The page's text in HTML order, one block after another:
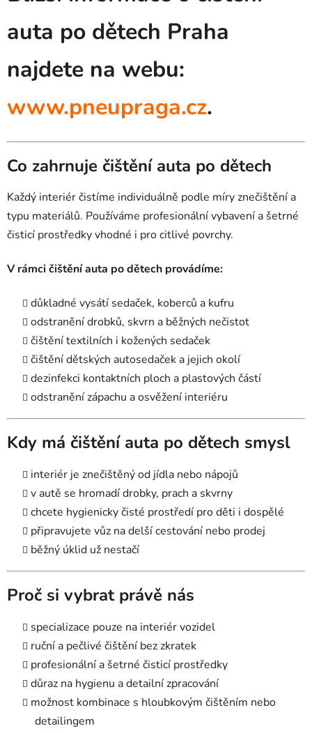
auta po dětech Praha
najdete na webu:
www.pneupraga.cz.
Co zahrnuje čištění auta po dětech
Každý interiér čistíme individuálně podle míry znečištění a
typu materiálů. Používáme profesionální vybavení a šetrné
čisticí prostředky vhodné i pro citlivé povrchy.
V rámci čištění auta po dětech provádíme:
důkladné vysátí sedaček, koberců a kufru
odstranění drobků, skvrn a běžných nečistot
čištění textilních i kožených sedaček
čištění dětských autosedaček a jejich okolí
dezinfekci kontaktních ploch a plastových částí
odstranění zápachu a osvěžení interiéru
Kdy má čištění auta po dětech smysl
interiér je znečištěný od jídla nebo nápojů
v autě se hromadí drobky, prach a skvrny
chcete hygienicky čisté prostředí pro děti i dospělé
připravujete vůz na delší cestování nebo prodej
běžný úklid už nestačí
Proč si vybrat právě nás
specializace pouze na interiér vozidel
ruční a pečlivé čištění bez zkratek
profesionální a šetrné čisticí prostředky
důraz na hygienu a detailní zpracování
možnost kombinace s hloubkovým čištěním nebo
detailingem